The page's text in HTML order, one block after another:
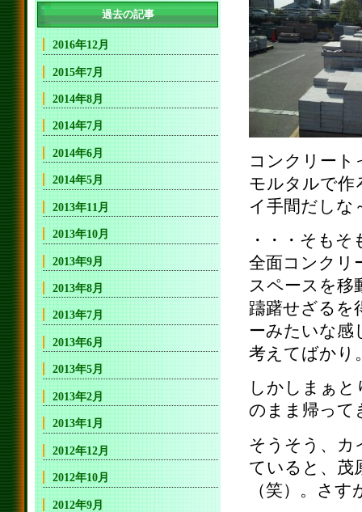
コンクリート
モルタルで作
イ手間だしな
・・・そも
全面コンクリ
スペースを移
躊躇せざるを
ーみたいな感
考えてばかり
しかしまぁ
のまま帰って
そうそう、カ
ていると、茂
（笑）。さ
過去の記事
2016年12月
2015年7月
2014年8月
2014年7月
2014年6月
2014年5月
2013年11月
2013年10月
2013年9月
2013年8月
2013年7月
2013年6月
2013年5月
2013年2月
2013年1月
2012年12月
2012年10月
2012年9月